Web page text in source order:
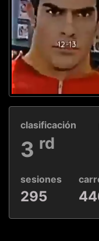
clasificación
3 rd
sesiones
295